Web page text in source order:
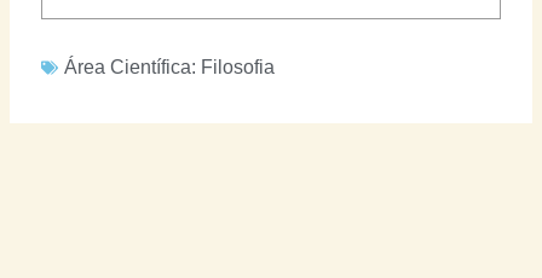
Área Científica: Filosofia